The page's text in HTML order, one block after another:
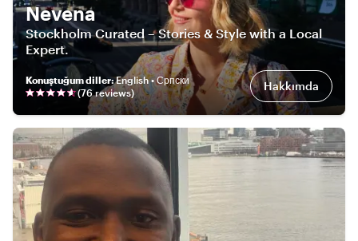
Nevena
Stockholm Curated – Stories & Style with a Local
Expert.
Konuştuğum diller:English • Српски
(76 reviews) Hakkımda